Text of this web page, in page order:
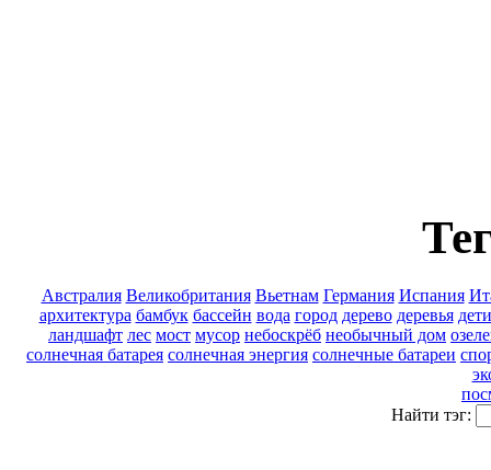
Австралия Великобритания Вьетнам Германия Испания
архитектура бамбук бассейн вода город дерево деревья дети
ландшафт лес мост мусор небоскрёб необычный дом
солнечная батарея солнечная энергия солнечные батареи
Найти тэг: